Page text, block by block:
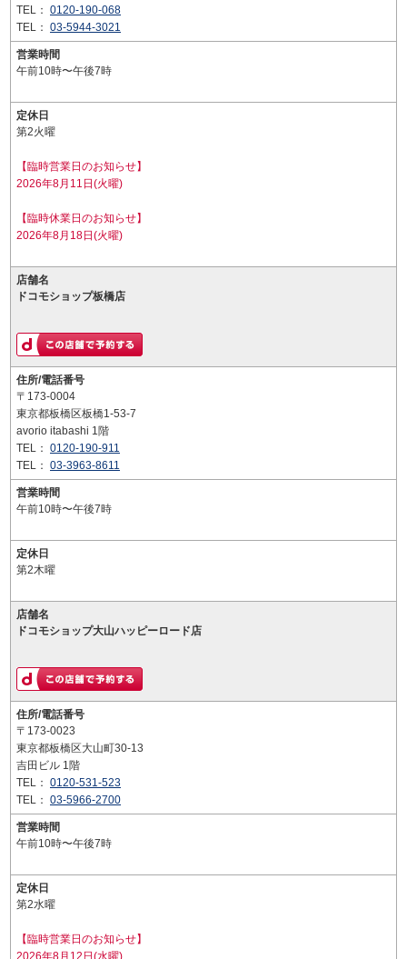
TEL： 0120-190-068
TEL： 03-5944-3021
営業時間
午前10時〜午後7時
定休日
第2火曜
【臨時営業日のお知らせ】
2026年8月11日(火曜)
【臨時休業日のお知らせ】
2026年8月18日(火曜)
店舗名
ドコモショップ板橋店
住所/電話番号
〒173-0004
東京都板橋区板橋1-53-7
avorio itabashi 1階
TEL： 0120-190-911
TEL： 03-3963-8611
営業時間
午前10時〜午後7時
定休日
第2木曜
店舗名
ドコモショップ大山ハッピーロード店
住所/電話番号
〒173-0023
東京都板橋区大山町30-13
吉田ビル 1階
TEL： 0120-531-523
TEL： 03-5966-2700
営業時間
午前10時〜午後7時
定休日
第2水曜
【臨時営業日のお知らせ】
2026年8月12日(水曜)